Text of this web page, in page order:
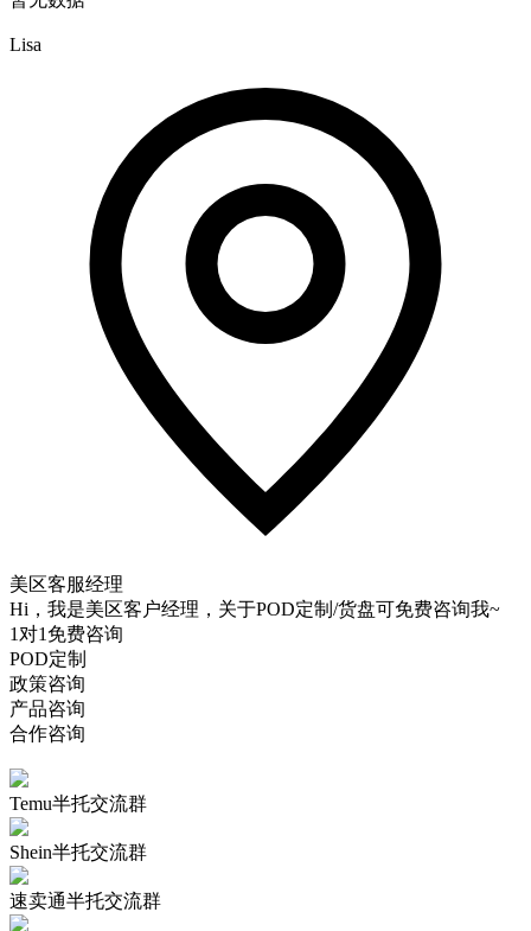
Lisa
美区客服经理
Hi，我是美区客户经理，关于POD定制/货盘可免费咨询我~
1对1免费咨询
POD定制
政策咨询
产品咨询
合作咨询
Temu半托交流群
Shein半托交流群
速卖通半托交流群